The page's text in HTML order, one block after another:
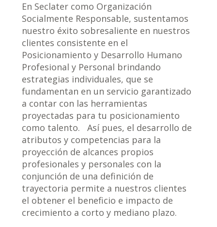
En Seclater como Organización
Socialmente Responsable, sustentamos
nuestro éxito sobresaliente en nuestros
clientes consistente en el
Posicionamiento y Desarrollo Humano
Profesional y Personal brindando
estrategias individuales, que se
fundamentan en un servicio garantizado
a contar con las herramientas
proyectadas para tu posicionamiento
como talento. Así pues, el desarrollo de
atributos y competencias para la
proyección de alcances propios
profesionales y personales con la
conjunción de una definición de
trayectoria permite a nuestros clientes
el obtener el beneficio e impacto de
crecimiento a corto y mediano plazo.